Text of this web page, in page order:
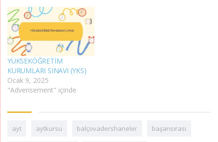
YÜKSEKÖĞRETİM
KURUMLARI SINAVI (YKS)
Ocak 9, 2025
"Adverisement" içinde
ayt aytkursu balçovadershaneler başarısırası